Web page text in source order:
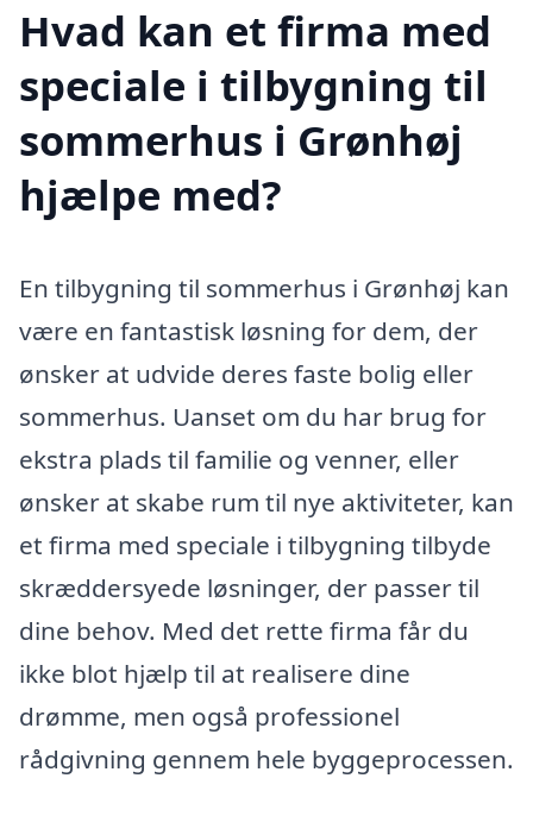
Hvad kan et firma med
speciale i tilbygning til
sommerhus i Grønhøj
hjælpe med?
En tilbygning til sommerhus i Grønhøj kan
være en fantastisk løsning for dem, der
ønsker at udvide deres faste bolig eller
sommerhus. Uanset om du har brug for
ekstra plads til familie og venner, eller
ønsker at skabe rum til nye aktiviteter, kan
et firma med speciale i tilbygning tilbyde
skræddersyede løsninger, der passer til
dine behov. Med det rette firma får du
ikke blot hjælp til at realisere dine
drømme, men også professionel
rådgivning gennem hele byggeprocessen.